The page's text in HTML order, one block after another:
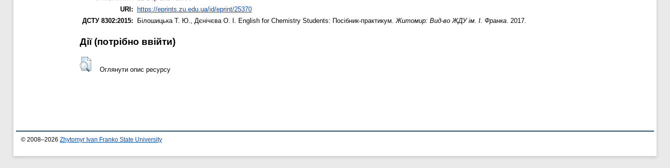
URI: https://eprints.zu.edu.ua/id/eprint/25370
ДСТУ 8302:2015:
Білошицька Т. Ю. Дєнічєва О. І. English for Chemistry Students: Посібник-практикум. Житомир: Вид-во ЖДУ ім. І. Франка . 2017.
Дії ​​(потрібно ввійти)
Оглянути опис ресурсу
© 2008–2026 Zhytomyr Ivan Franko State University